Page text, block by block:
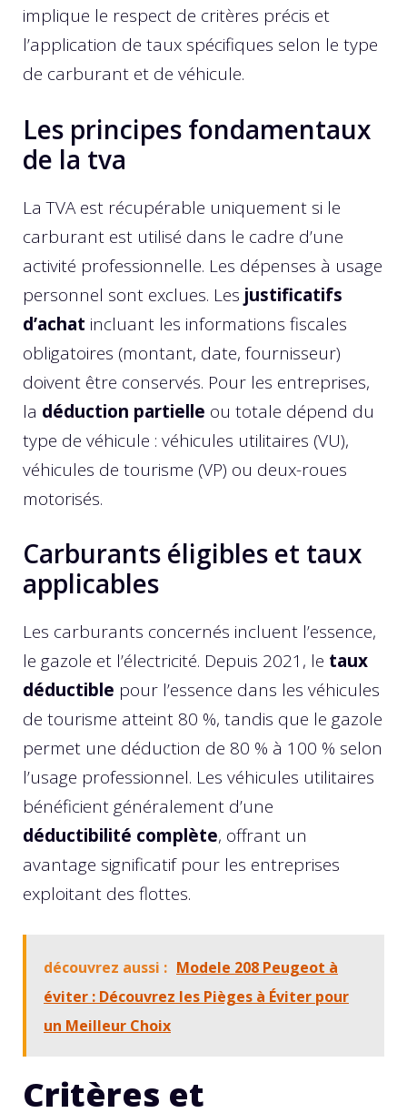
implique le respect de critères précis et
l’application de taux spécifiques selon le type
de carburant et de véhicule.
Les principes fondamentaux
de la tva
La TVA est récupérable uniquement si le
carburant est utilisé dans le cadre d’une
activité professionnelle. Les dépenses à usage
personnel sont exclues. Les justificatifs
d’achat incluant les informations fiscales
obligatoires (montant, date, fournisseur)
doivent être conservés. Pour les entreprises,
la déduction partielle ou totale dépend du
type de véhicule : véhicules utilitaires (VU),
véhicules de tourisme (VP) ou deux-roues
motorisés.
Carburants éligibles et taux
applicables
Les carburants concernés incluent l’essence,
le gazole et l’électricité. Depuis 2021, le taux
déductible pour l’essence dans les véhicules
de tourisme atteint 80 %, tandis que le gazole
permet une déduction de 80 % à 100 % selon
l’usage professionnel. Les véhicules utilitaires
bénéficient généralement d’une
déductibilité complète, offrant un
avantage significatif pour les entreprises
exploitant des flottes.
découvrez aussi : Modele 208 Peugeot à
éviter : Découvrez les Pièges à Éviter pour
un Meilleur Choix
Critères et